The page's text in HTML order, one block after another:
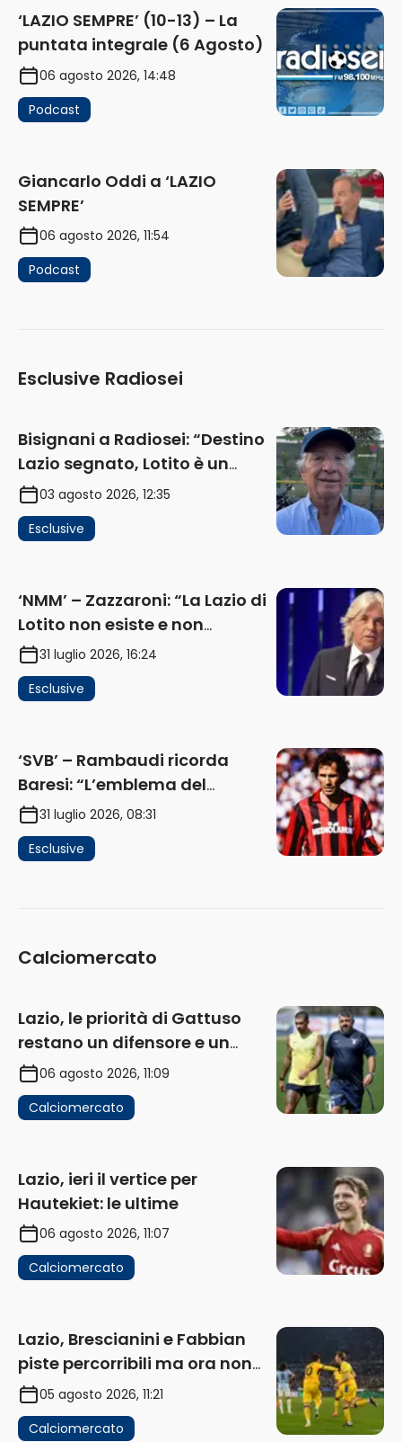
‘LAZIO SEMPRE’ (10-13) – La
puntata integrale (6 Agosto)
06 agosto 2026, 14:48
Podcast
Giancarlo Oddi a ‘LAZIO
SEMPRE’
06 agosto 2026, 11:54
Podcast
Esclusive Radiosei
Bisignani a Radiosei: “Destino
Lazio segnato, Lotito è un
problema, la chiave sono
Flaminio e politica. La protesta
e gli interessi dei fondi”
03 agosto 2026, 12:35
Esclusive
‘NMM’ – Zazzaroni: “La Lazio di
Lotito non esiste e non
funziona più. E’ ora di lasciare,
ma lui non ascolta. Pignataro?
Ho verificato…” (AUDIO)
31 luglio 2026, 16:24
Esclusive
‘SVB’ – Rambaudi ricorda
Baresi: “L’emblema del
difensore moderno completo.
Lui è il Milan” (AUDIO)
31 luglio 2026, 08:31
Esclusive
Calciomercato
Lazio, le priorità di Gattuso
restano un difensore e un
centravanti: proposto Esposito
06 agosto 2026, 11:09
Calciomercato
Lazio, ieri il vertice per
Hautekiet: le ultime
06 agosto 2026, 11:07
Calciomercato
Lazio, Brescianini e Fabbian
piste percorribili ma ora non
sono la priorità
05 agosto 2026, 11:21
Calciomercato